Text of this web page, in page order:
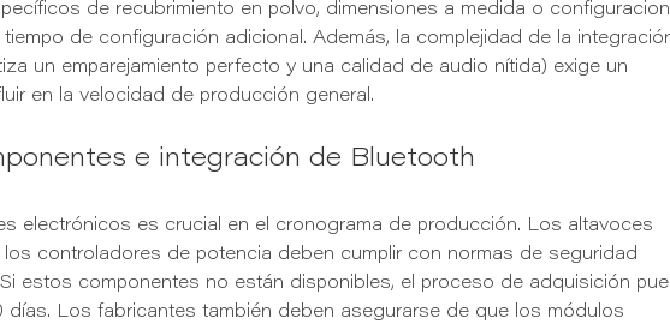
de recubrimiento en polvo, dimensiones a medida o
de configuración adicional. Además, la complejidad de la
un emparejamiento perfecto y una calidad de audio nítida) exige un
en la velocidad de producción general.
e integración de Bluetooth
electrónicos es crucial en el cronograma de producción. Los altavoces
controladores de potencia deben cumplir con normas de seguridad
estos componentes no están disponibles, el proceso de adquisición
días. Los fabricantes también deben asegurarse de que los módulos